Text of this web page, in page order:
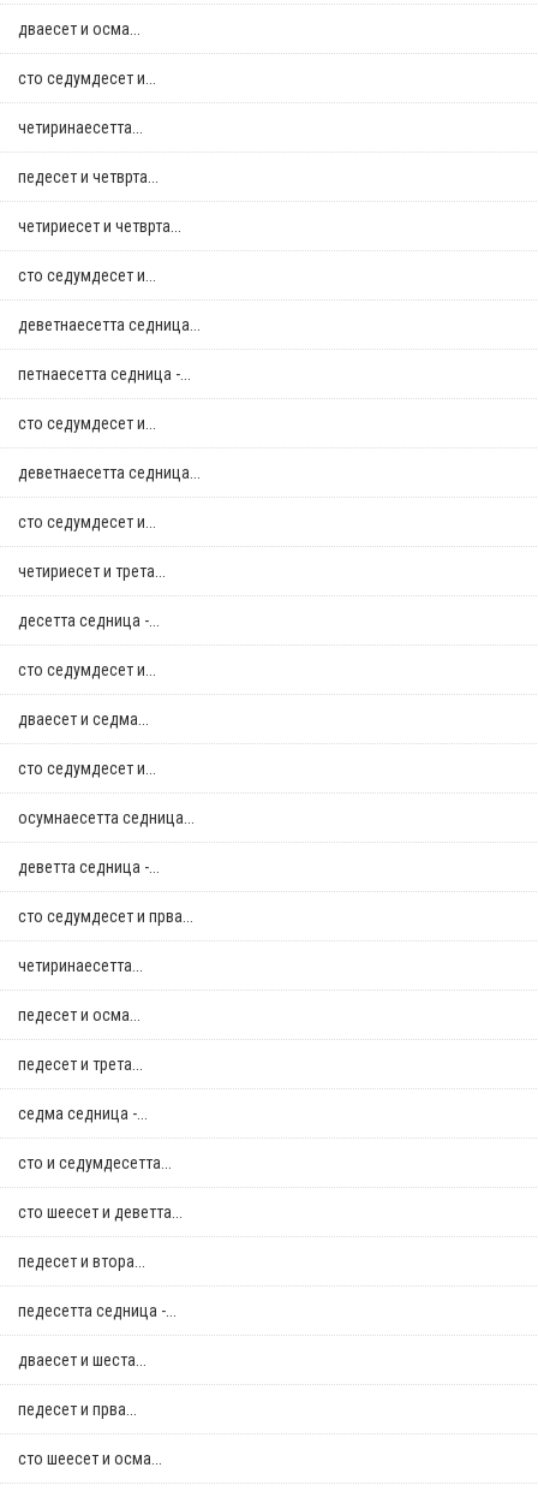
дваесет и осма...
сто седумдесет и...
четиринаесетта...
педесет и четврта...
четириесет и четврта...
сто седумдесет и...
деветнаесетта седница...
петнаесетта седница -...
сто седумдесет и...
деветнаесетта седница...
сто седумдесет и...
четириесет и трета...
десетта седница -...
сто седумдесет и...
дваесет и седма...
сто седумдесет и...
осумнaесетта седница...
деветта седница -...
сто седумдесет и прва...
четиринаесетта...
педесет и осма...
педесет и трета...
седма седница -...
сто и седумдесетта...
сто шеесет и деветта...
педесет и втора...
педесетта седница -...
дваесет и шеста...
педесет и прва...
сто шеесет и осма...